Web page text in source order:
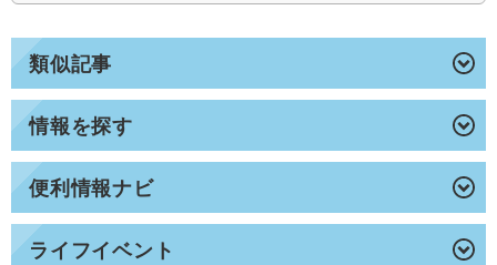
類似記事
情報を探す
便利情報ナビ
ライフイベント